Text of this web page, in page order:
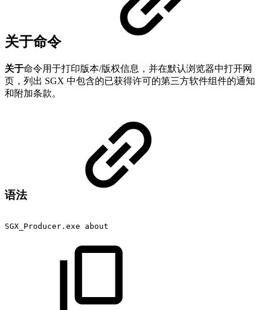
关于命令
关于命令用于打印版本/版权信息，并在默认浏览器中打开网
页，列出 SGX 中包含的已获得许可的第三方软件组件的通知
和附加条款。
语法
SGX_Producer.exe about